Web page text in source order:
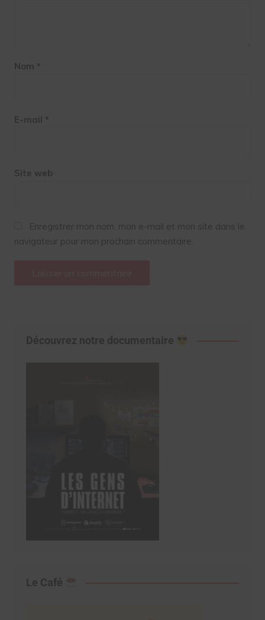
Nom *
E-mail *
Site web
Enregistrer mon nom, mon e-mail et mon site dans le
navigateur pour mon prochain commentaire.
Découvrez notre documentaire
Le Café